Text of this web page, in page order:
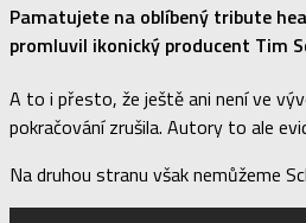
Pamatujete na oblíbený tribute
promluvil ikonický producent Tim
A to i přesto, že ještě ani není ve
pokračování zrušila. Autory to ale
Na druhou stranu však nemůžeme